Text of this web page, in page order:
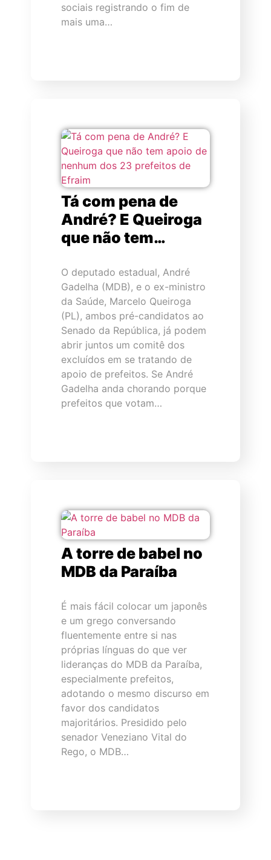
sociais registrando o fim de
mais uma…
Tá com pena de
André? E Queiroga
que não tem…
O deputado estadual, André
Gadelha (MDB), e o ex-ministro
da Saúde, Marcelo Queiroga
(PL), ambos pré-candidatos ao
Senado da República, já podem
abrir juntos um comitê dos
excluídos em se tratando de
apoio de prefeitos. Se André
Gadelha anda chorando porque
prefeitos que votam…
A torre de babel no
MDB da Paraíba
É mais fácil colocar um japonês
e um grego conversando
fluentemente entre si nas
próprias línguas do que ver
lideranças do MDB da Paraíba,
especialmente prefeitos,
adotando o mesmo discurso em
favor dos candidatos
majoritários. Presidido pelo
senador Veneziano Vital do
Rego, o MDB…